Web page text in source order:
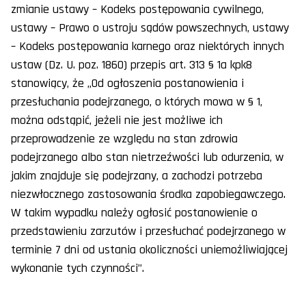
zmianie ustawy – Kodeks postępowania cywilnego,
ustawy – Prawo o ustroju sądów powszechnych, ustawy
– Kodeks postępowania karnego oraz niektórych innych
ustaw (Dz. U. poz. 1860) przepis art. 313 § 1a kpk8
stanowiący, że „Od ogłoszenia postanowienia i
przesłuchania podejrzanego, o których mowa w § 1,
można odstąpić, jeżeli nie jest możliwe ich
przeprowadzenie ze względu na stan zdrowia
podejrzanego albo stan nietrzeźwości lub odurzenia, w
jakim znajduje się podejrzany, a zachodzi potrzeba
niezwłocznego zastosowania środka zapobiegawczego.
W takim wypadku należy ogłosić postanowienie o
przedstawieniu zarzutów i przesłuchać podejrzanego w
terminie 7 dni od ustania okoliczności uniemożliwiającej
wykonanie tych czynności”.